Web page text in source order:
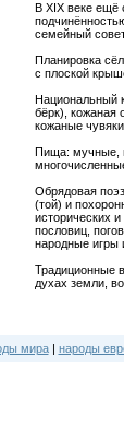
В XIX веке ещё
семейный
Планировка
с плоской
Национальный
бёрк), кожаная
кожаные
Пища: мучные,
Обрядовая
(той) и
исторических
пословиц,
народные игры
Традиционные
духах земли,
мира| народы